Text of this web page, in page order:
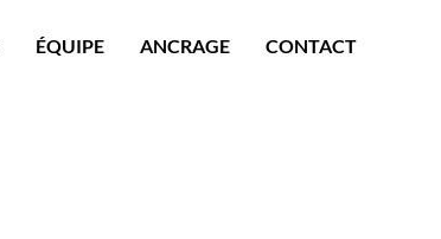
ÉQUIPE ANCRAGE CONTACT